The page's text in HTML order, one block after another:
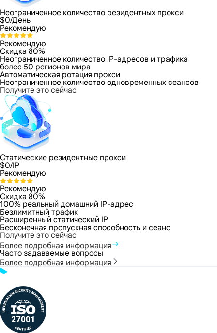
Неограниченное количество резидентных прокси
$0/День
Рекомендую
Рекомендую
Скидка 80%
Неограниченное количество IP-адресов и трафика
более 50 регионов мира
Автоматическая ротация прокси
Неограниченное количество одновременных сеансов
Получите это сейчас
Статические резидентные прокси
$0/IP
Рекомендую
Рекомендую
Скидка 80%
100% реальный домашний IP-адрес
Безлимитный трафик
Расширенный статический IP
Бесконечная пропускная способность и сеанс
Получите это сейчас
Более подробная информация
Часто задаваемые вопросы
Более подробная информация